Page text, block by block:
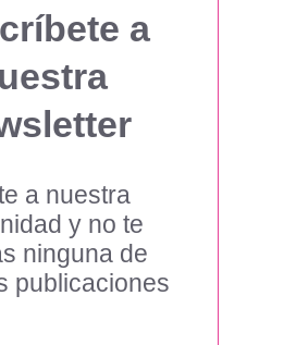
a
a nuestra
y no te
ninguna de
publicaciones